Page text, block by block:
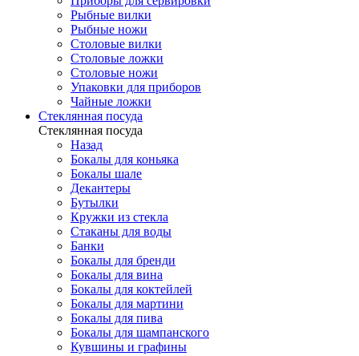
Рыбные вилки
Рыбные ножи
Столовые вилки
Столовые ложки
Столовые ножи
Упаковки для приборов
Чайные ложки
Стеклянная посуда
Стеклянная посуда
Назад
Бокалы для коньяка
Бокалы шале
Декантеры
Бутылки
Кружки из стекла
Стаканы для воды
Банки
Бокалы для бренди
Бокалы для вина
Бокалы для коктейлей
Бокалы для мартини
Бокалы для пива
Бокалы для шампанского
Кувшины и графины